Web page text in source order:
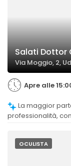
Salati Dottor
Via Moggio, 2,
Apre alle
professionalità,
OCULISTA